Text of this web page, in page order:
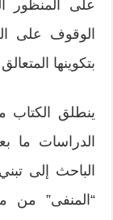
على المنظور
الوقوف على
بتكوينها
ينطلق
الدراسات ما
الباحث إلى
“المنفى” من